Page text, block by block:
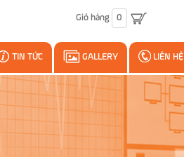
Giỏ hàng 0
TIN TỨC GALLERY LIÊN HỆ